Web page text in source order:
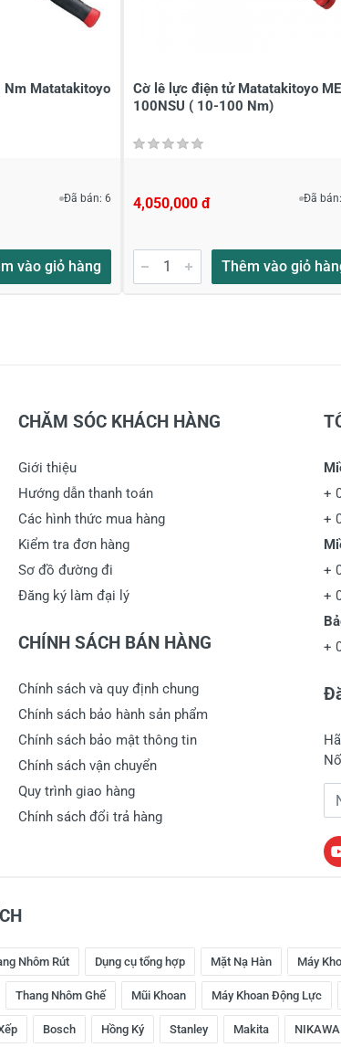
Matatakitoyo
Đã bán: 6
vào giỏ hàng
Cờ lê lực điện tử Matatakitoyo
100NSU ( 10-100 Nm)
4,050,000 đ Đã
Thêm vào giỏ
CHĂM SÓC KHÁCH HÀNG
Giới thiệu
Hướng dẫn thanh toán
Các hình thức mua hàng
Kiểm tra đơn hàng
Sơ đồ đường đi
Đăng ký làm đại lý
CHÍNH SÁCH BÁN HÀNG
Chính sách và quy định chung
Chính sách bảo hành sản phẩm
Chính sách bảo mật thông tin
Chính sách vận chuyển
Quy trình giao hàng
Chính sách đổi trả hàng
+
+
+
+
+
Nhôm Rút Dụng cụ tổng hợp Mặt Nạ Hàn Máy
Thang Nhôm Ghế Mũi Khoan Máy Khoan Động Lực
Bosch Hồng Ký Stanley Makita NIKAWA